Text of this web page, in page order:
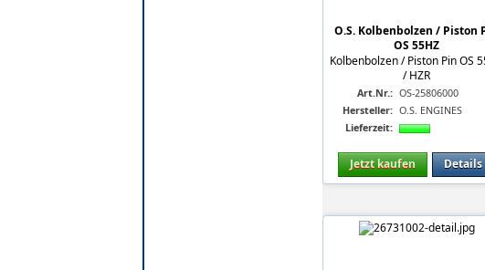
O.S. Kolbenbolzen / Piston
OS 55HZ
Kolbenbolzen / Piston Pin OS
/ HZR
Art.Nr.: OS-25806000
Hersteller: O.S. ENGINES
Lieferzeit:
Jetzt kaufen Details